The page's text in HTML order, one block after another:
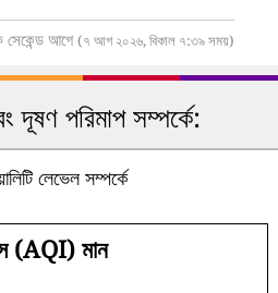
আগে (৭ আগ ২০২৬, বিকাল ৭:৩৯ সময়)
দূষণ পরিমাপ সম্পর্কে:
লেভেল সম্পর্কে
(AQI) মান